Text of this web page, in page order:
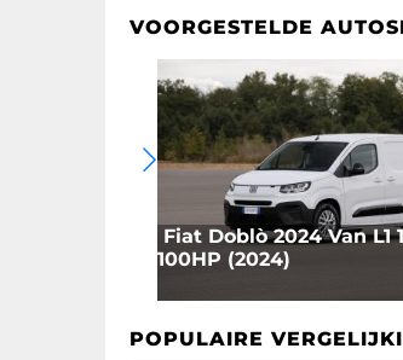
VOORGESTELDE
Fiat Doblò 2024 Van L1
100HP (2024)
POPULAIRE